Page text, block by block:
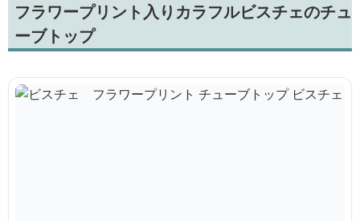
フラワープリント入りカラフルビスチェのチュ
ーブトップ